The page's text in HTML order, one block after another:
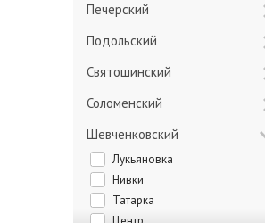
Печерский
Подольский
Святошинский
Соломенский
Шевченковский
Лукьяновка
Нивки
Татарка